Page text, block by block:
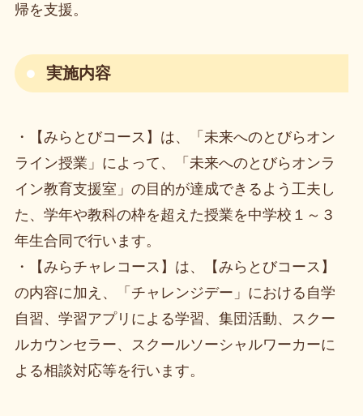
帰を支援。
実施内容
・【みらとびコース】は、「未来へのとびらオン
ライン授業」によって、「未来へのとびらオンラ
イン教育支援室」の目的が達成できるよう工夫し
た、学年や教科の枠を超えた授業を中学校１～３
年生合同で行います。
・【みらチャレコース】は、【みらとびコース】
の内容に加え、「チャレンジデー」における自学
自習、学習アプリによる学習、集団活動、スクー
ルカウンセラー、スクールソーシャルワーカーに
よる相談対応等を行います。